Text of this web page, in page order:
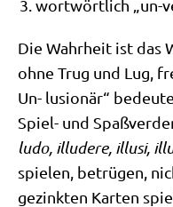
wort­wört­lich „un-
Die Wahr­heit ist das
ohne Trug und Lug,
Un- lusio­när“
Spiel- und
ludo, illude­re, illu­si,
spie­len, betrü­gen,
gezink­ten Kar­ten